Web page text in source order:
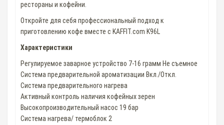
рестораны и кофейни.
Откройте для себя профессиональный подход к
приготовлению кофе вместе с KAFFIT.com K96L
Характеристики
Регулируемое заварное устройство 7-16 грамм Не съемное
Система предварительной ароматизации Вкл./Откл.
Система предварительного нагрева
Активный контроль наличия кофейных зерен
Высокопроизводительный насос 19 бар
Система нагрева/ термоблок 2